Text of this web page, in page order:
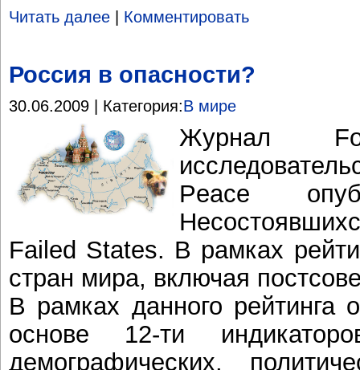
Читать далее Комментировать
Россия в опасности?
30.06.2009 | Категория:В мире
Журнал
Peace
Failed States. В рамках
стран мира, включая
В рамках данного рейтинга
основе 12-ти
демографических,